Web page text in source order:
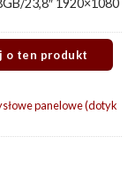
23,8″ 1920×1080
panelowe (dotyk